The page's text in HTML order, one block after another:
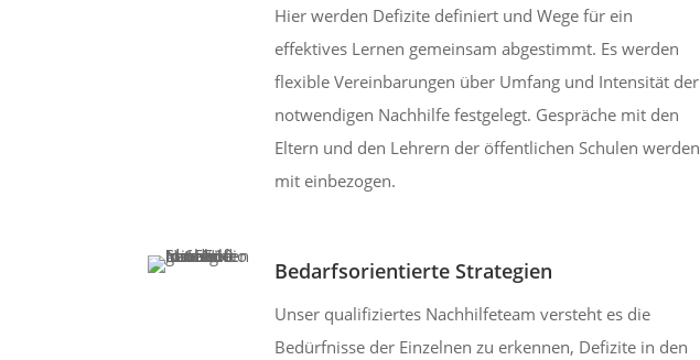
Hier werden Defizite definiert und Wege für ein
effektives Lernen gemeinsam abgestimmt. Es werden
flexible Vereinbarungen über Umfang und Intensität der
notwendigen Nachhilfe festgelegt. Gespräche mit den
Eltern und den Lehrern der öffentlichen Schulen werden
mit einbezogen.
Bedarfsorientierte Strategien
Unser qualifiziertes Nachhilfeteam versteht es die
Bedürfnisse der Einzelnen zu erkennen, Defizite in den